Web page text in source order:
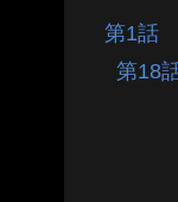
第1話
第18